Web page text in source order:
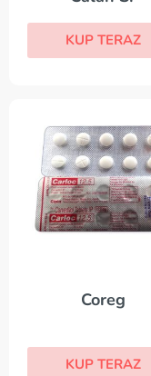
KUP TERAZ
Coreg
KUP TERAZ